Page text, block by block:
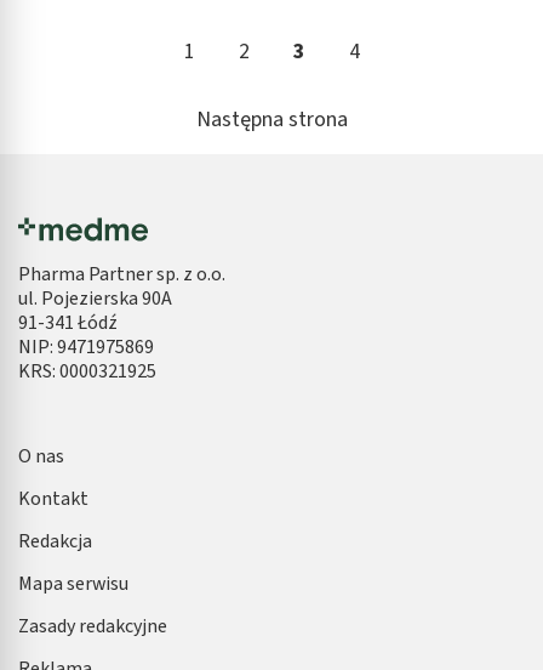
1 2 3 4
Następna strona
Pharma Partner sp. z o.o.
ul. Pojezierska 90A
91-341 Łódź
NIP: 9471975869
KRS: 0000321925
O nas
Kontakt
Redakcja
Mapa serwisu
Zasady redakcyjne